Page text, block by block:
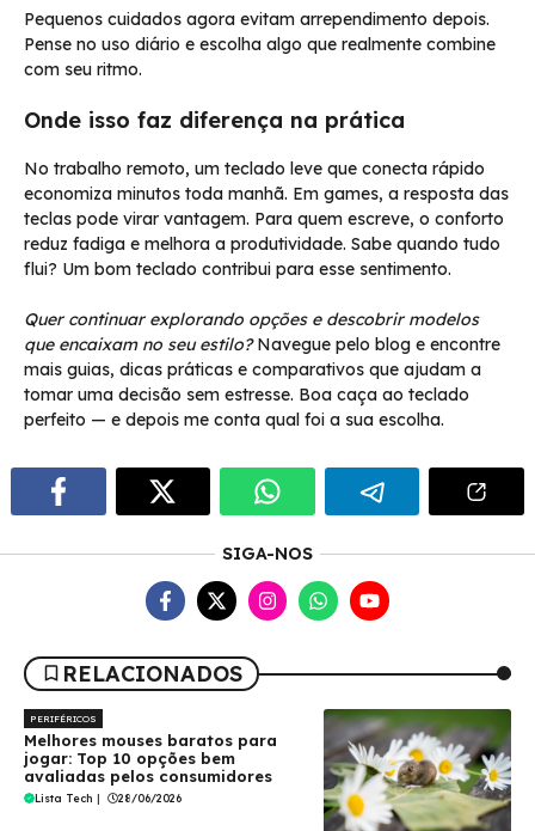
Pequenos cuidados agora evitam arrependimento depois.
Pense no uso diário e escolha algo que realmente combine
com seu ritmo.
Onde isso faz diferença na prática
No trabalho remoto, um teclado leve que conecta rápido
economiza minutos toda manhã. Em games, a resposta das
teclas pode virar vantagem. Para quem escreve, o conforto
reduz fadiga e melhora a produtividade. Sabe quando tudo
flui? Um bom teclado contribui para esse sentimento.
Quer continuar explorando opções e descobrir modelos
que encaixam no seu estilo?Navegue pelo blog e encontre
mais guias, dicas práticas e comparativos que ajudam a
tomar uma decisão sem estresse. Boa caça ao teclado
perfeito — e depois me conta qual foi a sua escolha.
SIGA-NOS
RELACIONADOS
PERIFÉRICOS
Melhores mouses baratos para
jogar: Top 10 opções bem
avaliadas pelos consumidores
Lista Tech | 28/06/2026